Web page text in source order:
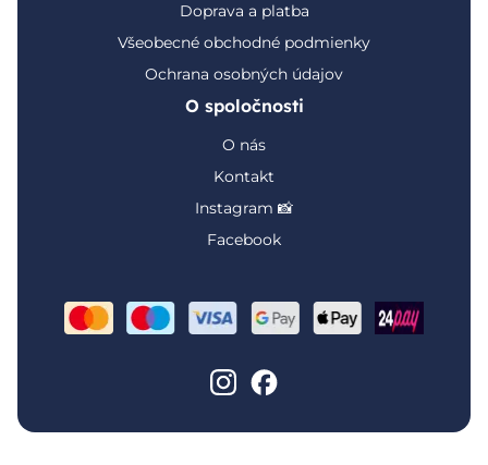
Doprava a platba
Všeobecné obchodné podmienky
Ochrana osobných údajov
O spoločnosti
O nás
Kontakt
Instagram 📸
Facebook